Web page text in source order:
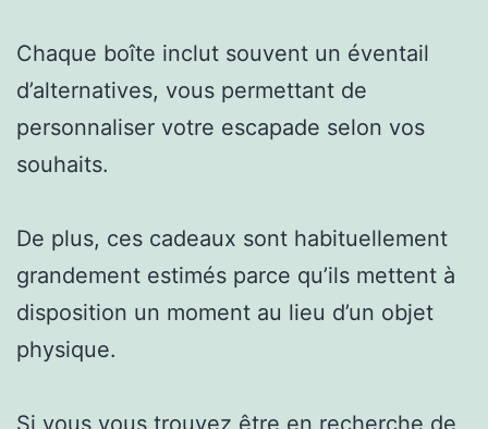
Chaque boîte inclut souvent un éventail
d’alternatives, vous permettant de
personnaliser votre escapade selon vos
souhaits.
De plus, ces cadeaux sont habituellement
grandement estimés parce qu’ils mettent à
disposition un moment au lieu d’un objet
physique.
Si vous vous trouvez être en recherche de